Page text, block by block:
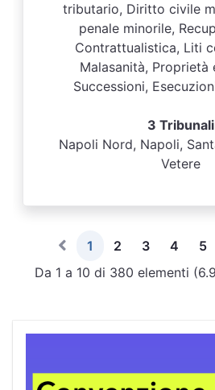
tributario, Diritto civile
penale minorile,
Contrattualistica, Liti
Malasanità, Proprietà
Successioni,
3 Tribunali
Napoli Nord, Napoli,
Vetere
1 2 3 4 5
Da 1 a 10 di 380 elementi